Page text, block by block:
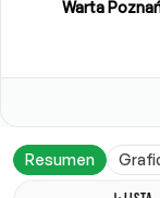
Warta
Resumen